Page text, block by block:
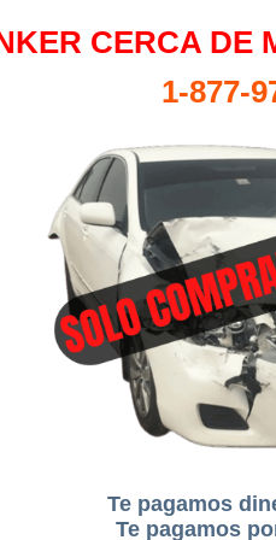
CERCA DE
1-877-
Te pagamos
Te pagamos